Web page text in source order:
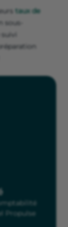
taux de
Propulse